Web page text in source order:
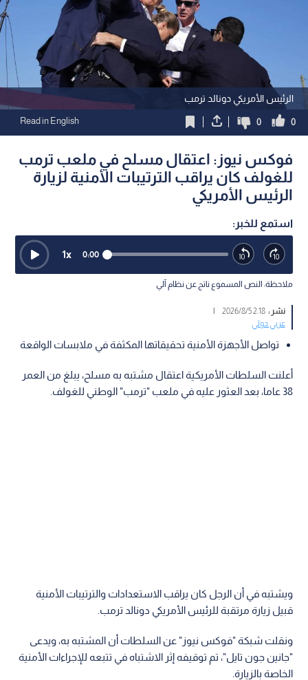
الرئيس الأمريكي دونالد ترمب
0
0
Read in English
فوكس نيوز: اعتقال مسلح في ملعب ترمب
للغولف كان يراقب الترتيبات الأمنية لزيارة
الرئيس الأمريكي
استمع للخبر:
0:00
1x
ملاحظة: النص المسموع ناتج عن نظام آلي
نشر :2:18 2026/8/5
|
عربي دولي
تواصل الأجهزة الأمنية تحقيقاتها المكثفة في ملابسات الواقعة
أعلنت السلطات الأمريكية اعتقال مشتبه به مسلح، يبلغ من العمر
38 عاما، بعد العثور عليه في ملعب "ترمب" الوطني للغولف.
ويشتبه في أن الرجل كان يراقب الاستعدادات والترتيبات الأمنية
قبيل زيارة مرتقبة للرئيس الأمريكي دونالد ترمب.
ونقلت شبكة "فوكس نيوز" عن السلطات أن المشتبه به، ويدعى
"جانين جون تايل"، تم توقيفه إثر الاشتباه في تتبعه للإجراءات الأمنية
الخاصة بالزيارة.